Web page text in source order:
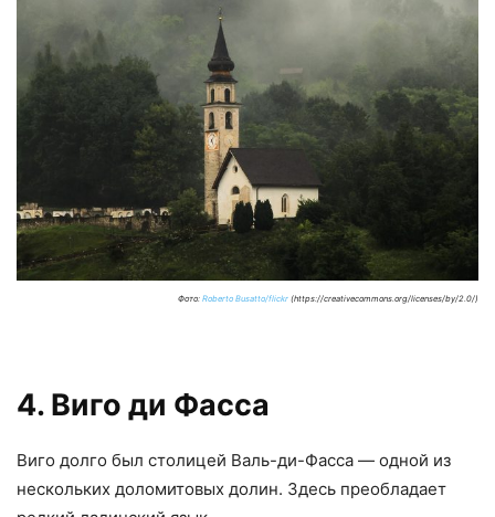
Фото: Roberto Busatto/flickr (https://creativecommons.org/licenses/by/2.0/)
4. Виго ди Фасса
Виго долго был столицей Валь-ди-Фасса — одной из
нескольких доломитовых долин. Здесь преобладает